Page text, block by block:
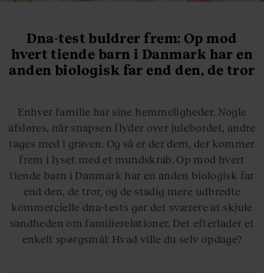
Dna-test buldrer frem: Op mod
hvert tiende barn i Danmark har en
anden biologisk far end den, de tror
Enhver familie har sine hemmeligheder. Nogle
afsløres, når snapsen flyder over julebordet, andre
tages med i graven. Og så er der dem, der kommer
frem i lyset med et mundskrab. Op mod hvert
tiende barn i Danmark har en anden biologisk far
end den, de tror, og de stadig mere udbredte
kommercielle dna-tests gør det sværere at skjule
sandheden om familierelationer. Det efterlader et
enkelt spørgsmål: Hvad ville du selv opdage?